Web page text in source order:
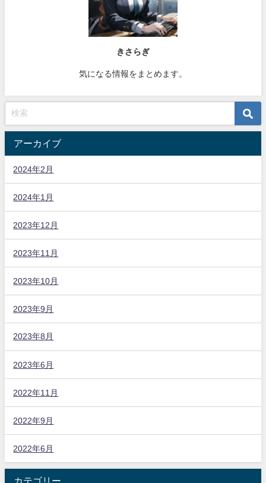
きさらぎ
気になる情報をまとめます。
アーカイブ
2024年2月
2024年1月
2023年12月
2023年11月
2023年10月
2023年9月
2023年8月
2023年6月
2022年11月
2022年9月
2022年6月
カテゴリー